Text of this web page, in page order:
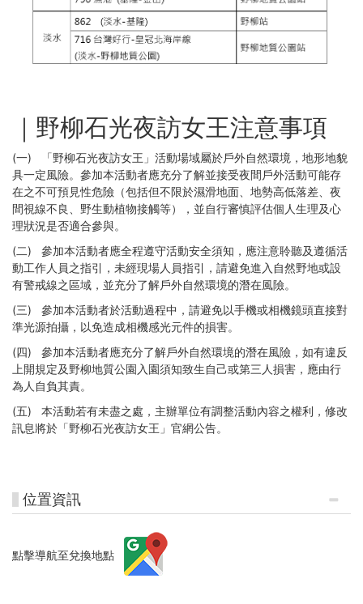
｜野柳石光夜訪女王注意事項
(一)
「野柳石光夜訪女王」活動場域屬於戶外自然環境，地形地貌
具一定風險。參加本活動者應充分了解並接受夜間戶外活動可能存
在之不可預見性危險（包括但不限於濕滑地面、地勢高低落差、夜
間視線不良、野生動植物接觸等），並自行審慎評估個人生理及心
理狀況是否適合參與。
(二)
參加本活動者應全程遵守活動安全須知，應注意聆聽及遵循活
動工作人員之指引，未經現場人員指引，請避免進入自然野地或設
有警戒線之區域，並充分了解戶外自然環境的潛在風險。
(三)
參加本活動者於活動過程中，請避免以手機或相機鏡頭直接對
準光源拍攝，以免造成相機感光元件的損害。
(四)
參加本活動者應充分了解戶外自然環境的潛在風險，如有違反
上開規定及野柳地質公園入園須知致生自己或第三人損害，應由行
為人自負其責。
(五)
本活動若有未盡之處，主辦單位有調整活動內容之權利，修改
訊息將於「野柳石光夜訪女王」官網公告。
位置資訊
點擊導航至兌換地點